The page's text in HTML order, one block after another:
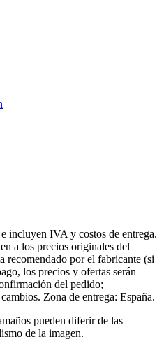
incluyen IVA y costos de entrega.
a los precios originales del
recomendado por el fabricante (si
los precios y ofertas serán
del pedido;
Zona de entrega: España.
pueden diferir de las
de la imagen.